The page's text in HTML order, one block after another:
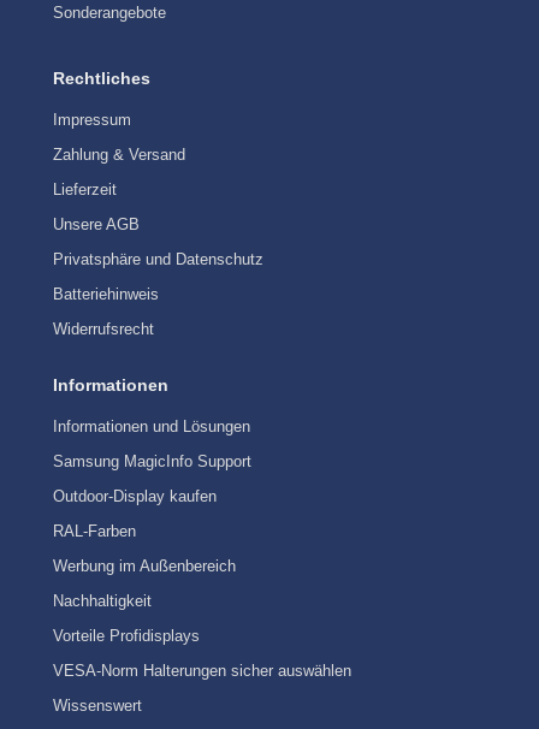
Sonderangebote
Rechtliches
Impressum
Zahlung & Versand
Lieferzeit
Unsere AGB
Privatsphäre und Datenschutz
Batteriehinweis
Widerrufsrecht
Informationen
Informationen und Lösungen
Samsung MagicInfo Support
Outdoor-Display kaufen
RAL-Farben
Werbung im Außenbereich
Nachhaltigkeit
Vorteile Profidisplays
VESA-Norm Halterungen sicher auswählen
Wissenswert